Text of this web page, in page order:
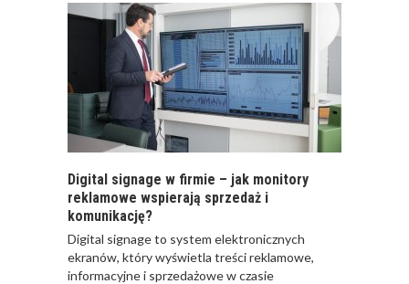
Digital signage w firmie – jak monitory
reklamowe wspierają sprzedaż i
komunikację?
​Digital signage to system elektronicznych
ekranów, który wyświetla treści reklamowe,
informacyjne i sprzedażowe w czasie